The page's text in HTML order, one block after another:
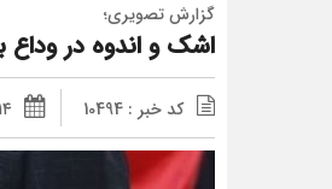
گزارش تصویری؛
اشک و اندوه در وداع
کد خبر : 10494 ۱۴ تیر